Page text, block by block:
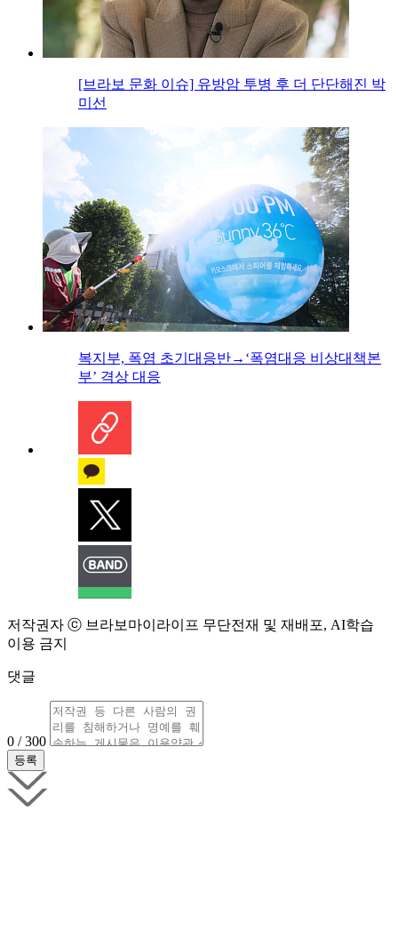
[브라보 문화 이슈] 유방암 투병 후 더 단단해진 박
미선
복지부, 폭염 초기대응반→‘폭염대응 비상대책본
부’ 격상 대응
저작권자 ⓒ 브라보마이라이프 무단전재 및 재배포, AI학습
이용 금지
댓글
0 / 300